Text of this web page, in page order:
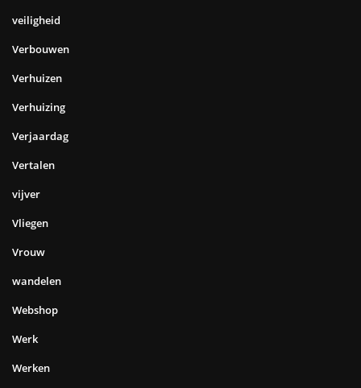
veiligheid
Verbouwen
Verhuizen
Verhuizing
Verjaardag
Vertalen
vijver
Vliegen
Vrouw
wandelen
Webshop
Werk
Werken